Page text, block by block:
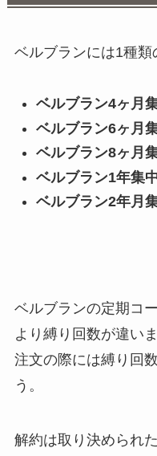
ベルブランには1種類
ベルブラン4ヶ月
ベルブラン6ヶ月
ベルブラン8ヶ月
ベルブラン1年集
ベルブラン2年月
ベルブランの定期コ
より縛り回数が違いま
注文の際には縛り回
う。
解約は取り決められ